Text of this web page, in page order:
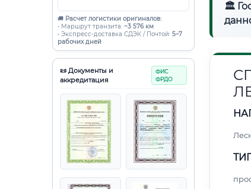
🚚 Расчет логистики оригиналов:
• Маршрут транзита: ~3 576 км
• Экспресс-доставка СДЭК / Почтой: 5–7
рабочих дней
📜 Документы и
аккредитация
ФИС
ФРДО
🏛